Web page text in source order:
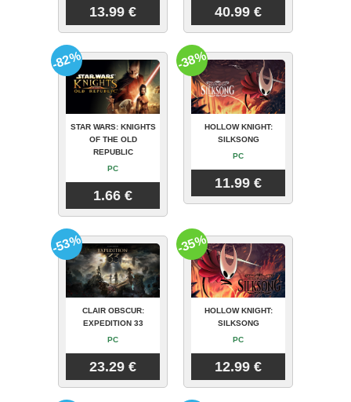
13.99 € 40.99 €
STAR WARS: KNIGHTS
OF THE OLD
REPUBLIC
PC
1.66 €
-82%
HOLLOW KNIGHT:
SILKSONG
PC
11.99 €
-38%
CLAIR OBSCUR:
EXPEDITION 33
PC
23.29 €
-53%
HOLLOW KNIGHT:
SILKSONG
PC
12.99 €
-35%